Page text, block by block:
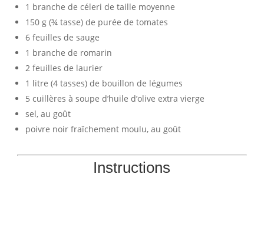
1 branche de céleri de taille moyenne
150 g (¾ tasse) de purée de tomates
6 feuilles de sauge
1 branche de romarin
2 feuilles de laurier
1 litre (4 tasses) de bouillon de légumes
5 cuillères à soupe d’huile d’olive extra vierge
sel, au goût
poivre noir fraîchement moulu, au goût
Instructions